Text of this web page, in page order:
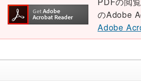
のAdobe
Adobe